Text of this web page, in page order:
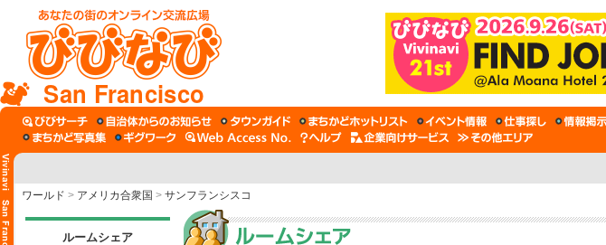
San Francisco
ワールド > アメリカ合衆国 > サンフランシスコ
ルームシェア